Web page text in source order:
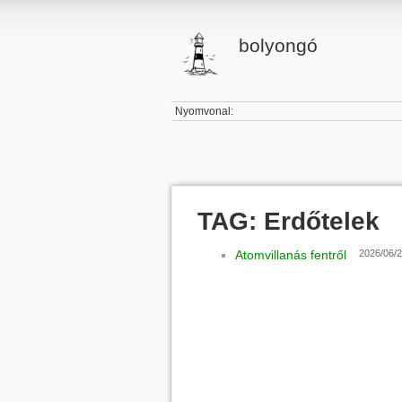
bolyongó
Nyomvonal:
TAG: Erdőtelek
Atomvillanás fentről 2026/06/